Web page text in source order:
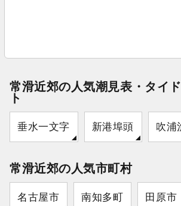
常滑近郊の人気潮見表・タイ
ト
垂水一文字 新港埠頭 吹浦
常滑近郊の人気市町村
名古屋市 南知多町 田原市